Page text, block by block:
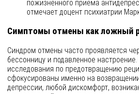
пожизненного приема
отмечает доцент психиатрии
Симптомы отмены как ложный
Синдром отмены часто проявляется
бессонницу и подавленное
исследования по предотвращению
сфокусированы именно на
депрессии, любой дискомфорт,